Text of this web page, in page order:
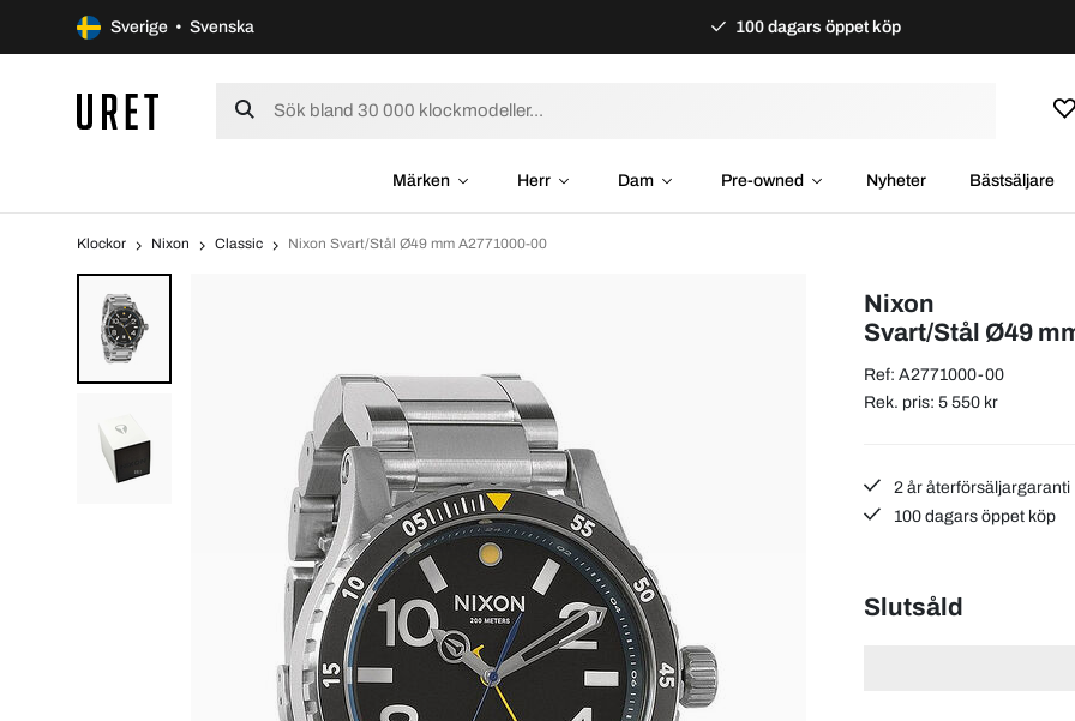
Sverige • Svenska 100 dagars öppet köp
Märken Herr Dam Pre-owned Nyheter Bästsäljare
Klockor Nixon Classic Nixon Svart/Stål Ø49 mm A2771000-00
Nixon
Svart/Stål Ø49
Ref: A2771000-00
Rek. pris: 5 550 kr
2 år återförsäljargaranti
100 dagars öppet köp
Slutsåld